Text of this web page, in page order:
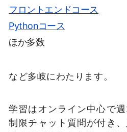
フロントエンドコース
Pythonコース
ほか多数
など多岐にわたります。
学習はオンライン中心で
制限チャット質問が付き